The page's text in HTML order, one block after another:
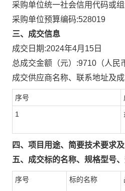
采购单位统一社会信用代码或
采购单位预算编码:528019
三、成交信息
成交日期:2024年4月15日
总成交金额（元）:9710 （人民
成交供应商名称、联系地址及
序号
1
四、项目用途、简要技术要求
五、成交标的名称、规格型号
序号 标的名称